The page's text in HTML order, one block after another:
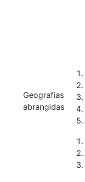
Geografias
abrangidas